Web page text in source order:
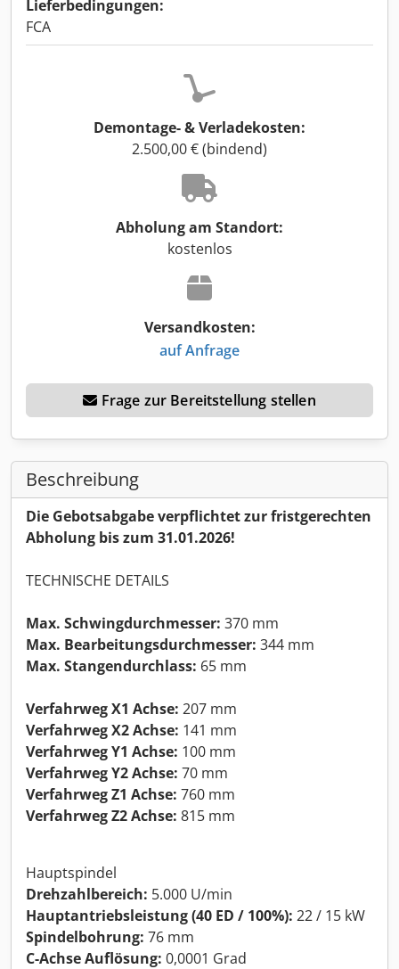
Lieferbedingungen:
FCA
Demontage- & Verladekosten:
2.500,00 € (bindend)
Abholung am Standort:
kostenlos
Versandkosten:
auf Anfrage
Frage zur Bereitstellung stellen
Beschreibung
Die Gebotsabgabe verpflichtet zur fristgerechten
Abholung bis zum 31.01.2026!
TECHNISCHE DETAILS
Max. Schwingdurchmesser: 370 mm
Max. Bearbeitungsdurchmesser: 344 mm
Max. Stangendurchlass: 65 mm
Verfahrweg X1 Achse: 207 mm
Verfahrweg X2 Achse: 141 mm
Verfahrweg Y1 Achse: 100 mm
Verfahrweg Y2 Achse: 70 mm
Verfahrweg Z1 Achse: 760 mm
Verfahrweg Z2 Achse: 815 mm
Hauptspindel
Drehzahlbereich: 5.000 U/min
Hauptantriebsleistung (40 ED / 100%): 22 / 15 kW
Spindelbohrung: 76 mm
C-Achse Auflösung: 0,0001 Grad